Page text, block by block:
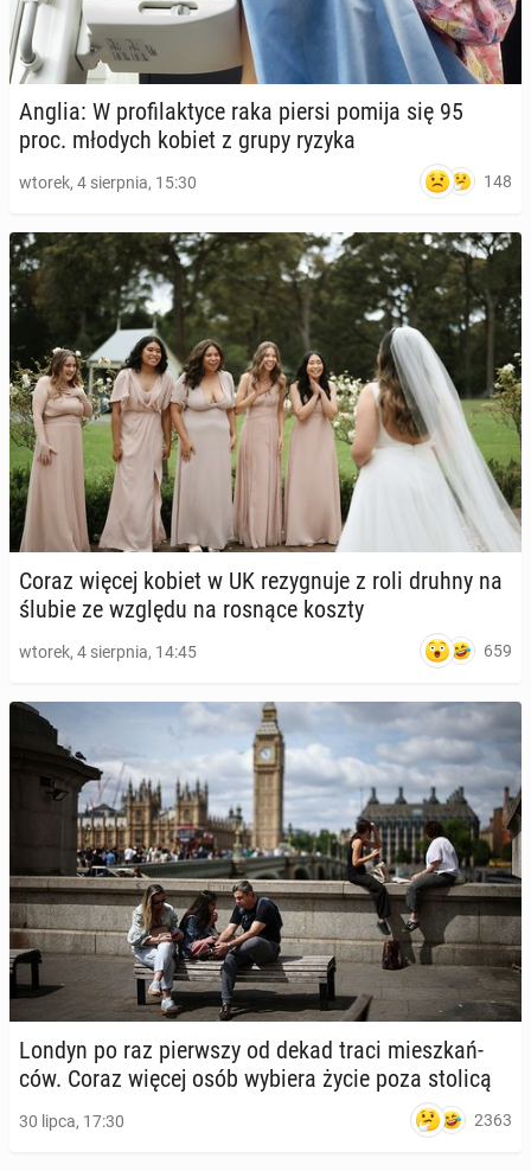
Anglia: W pro­fi­lak­ty­ce raka piersi pomija się 95
proc. młodych kobiet z grupy ryzyka
wtorek, 4 sierpnia, 15:30 148
Coraz więcej kobiet w UK re­zy­gnu­je z roli druhny na
ślubie ze względu na rosnące koszty
wtorek, 4 sierpnia, 14:45 659
Londyn po raz pierw­szy od dekad traci miesz­kań­
ców. Coraz więcej osób wybiera życie poza stolicą
30 lipca, 17:30 2363